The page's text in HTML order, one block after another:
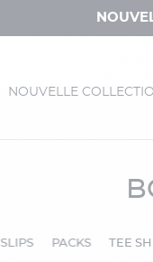
NOUVELLE
SLIPS PACKS TEE